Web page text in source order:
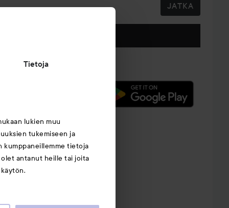
Tietoja
lukien muu
tukemiseen ja
kumppaneillemme tietoja
antanut heille tai joita
JATKA